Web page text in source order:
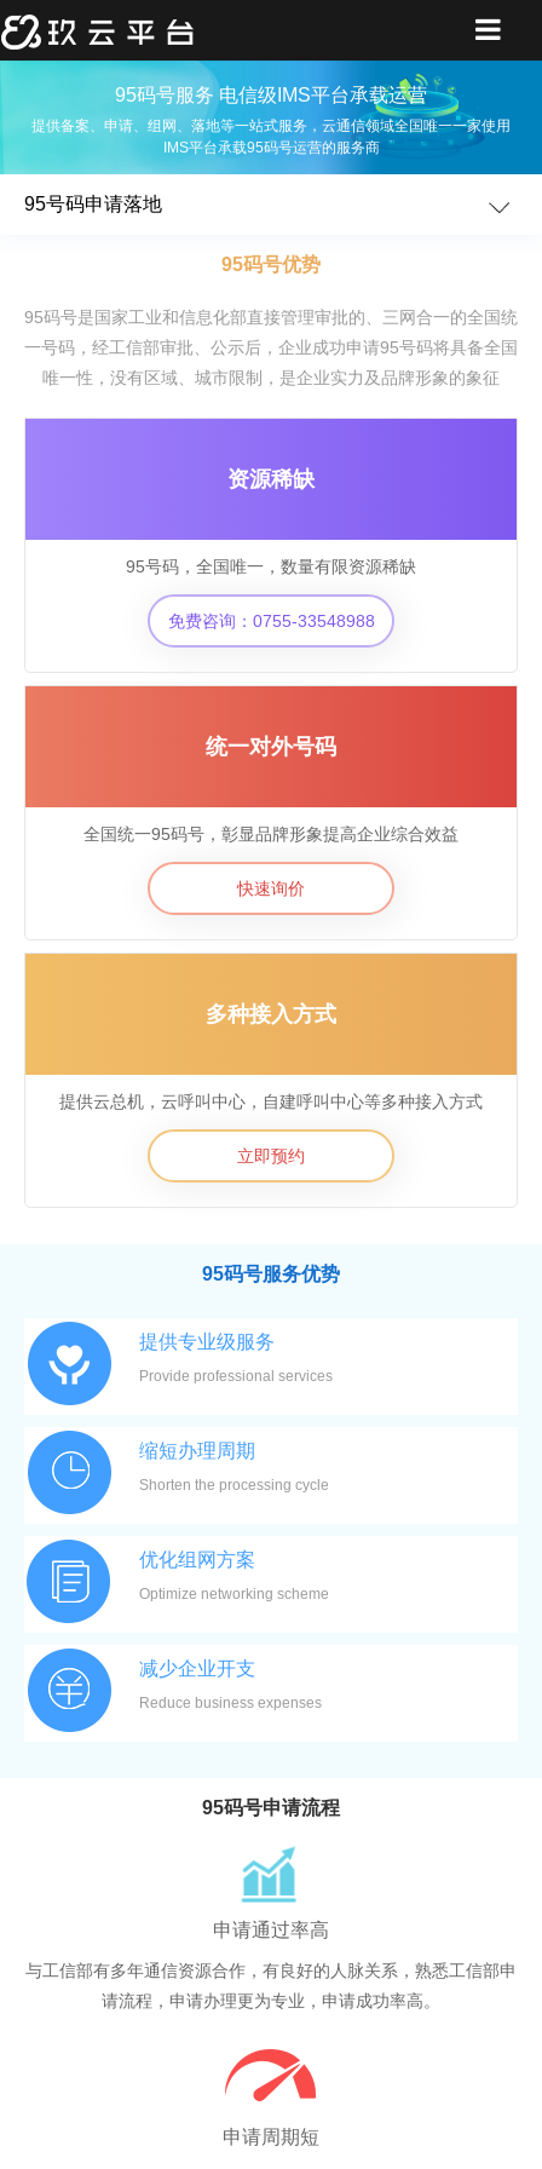
95码号服务 电信级IMS平台承载运营
提供备案、申请、组网、落地等一站式服务，云通信领域全国唯一一家使用
IMS平台承载95码号运营的服务商
95号码申请落地
95码号优势
95码号是国家工业和信息化部直接管理审批的、三网合一的全国统
一号码，经工信部审批、公示后，企业成功申请95号码将具备全国
唯一性，没有区域、城市限制，是企业实力及品牌形象的象征
资源稀缺
95号码，全国唯一，数量有限资源稀缺
免费咨询：0755-33548988
统一对外号码
全国统一95码号，彰显品牌形象提高企业综合效益
快速询价
多种接入方式
提供云总机，云呼叫中心，自建呼叫中心等多种接入方式
立即预约
95码号服务优势
提供专业级服务
Provide professional services
缩短办理周期
Shorten the processing cycle
优化组网方案
Optimize networking scheme
减少企业开支
Reduce business expenses
95码号申请流程
申请通过率高
与工信部有多年通信资源合作，有良好的人脉关系，熟悉工信部申
请流程，申请办理更为专业，申请成功率高。
申请周期短